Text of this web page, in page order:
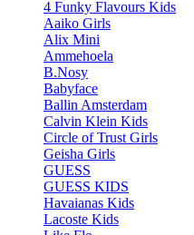
4 Funky Flavours Kids
Aaiko Girls
Alix Mini
Ammehoela
B.Nosy
Babyface
Ballin Amsterdam
Calvin Klein Kids
Circle of Trust Girls
Geisha Girls
GUESS
GUESS KIDS
Havaianas Kids
Lacoste Kids